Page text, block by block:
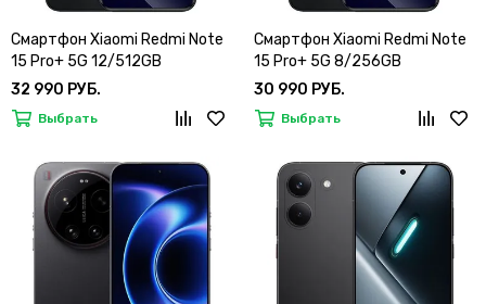
Смартфон Xiaomi Redmi Note
15 Pro+ 5G 12/512GB
32 990 РУБ.
Выбрать
Смартфон Xiaomi Redmi Note
15 Pro+ 5G 8/256GB
30 990 РУБ.
Выбрать